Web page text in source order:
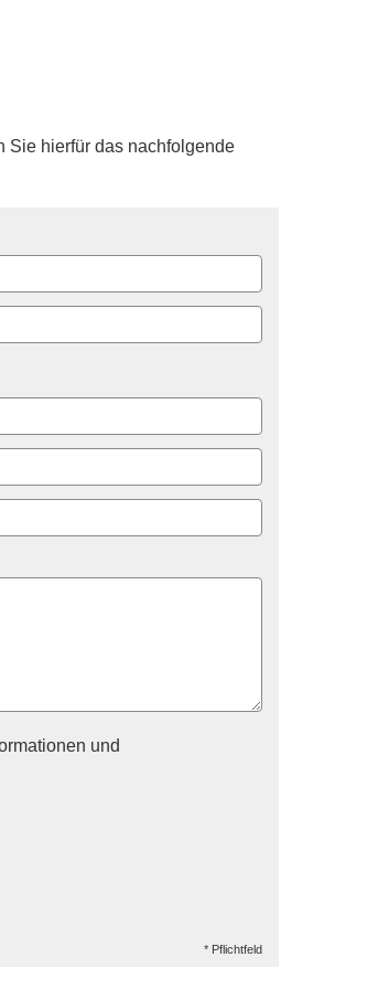
Sie hierfür das nachfolgende
und
* Pflichtfeld